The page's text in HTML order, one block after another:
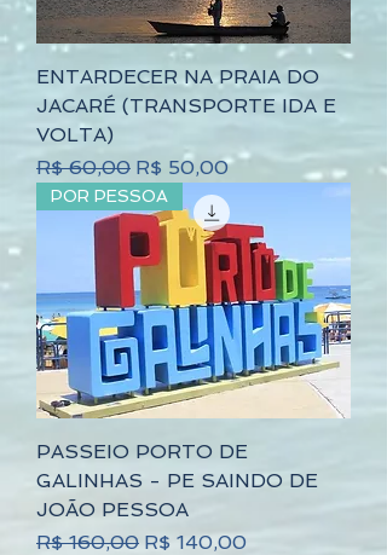
ENTARDECER NA PRAIA DO
JACARÉ (TRANSPORTE IDA E
VOLTA)
Preço normal
R$ 60,00 Preço promocional
R$ 50,00
POR PESSOA
PASSEIO PORTO DE
GALINHAS - PE SAINDO DE
JOÃO PESSOA
Preço normal
R$ 160,00 Preço promocional
R$ 140,00